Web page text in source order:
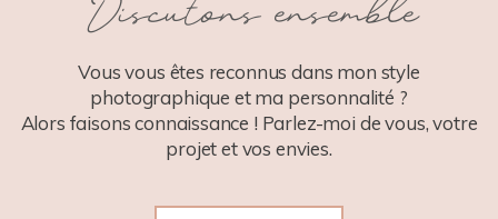
Discutons ensemble
Vous vous êtes reconnus dans mon style
photographique et ma personnalité ?
Alors faisons connaissance ! Parlez-moi de vous, votre
projet et vos envies.